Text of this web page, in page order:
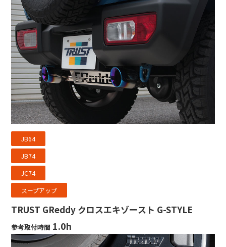
JB64
JB74
JC74
スープアップ
TRUST GReddy クロスエキゾースト G-STYLE
参考取付時間 1.0h